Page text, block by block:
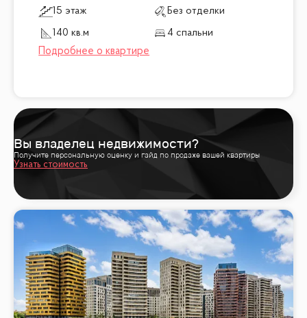
15 этаж
Без отделки
140 кв.м
4 спальни
Вы владелец недвижимости?
Получите персональную оценку и гайд по продаже вашей квартиры
Узнать стоимость